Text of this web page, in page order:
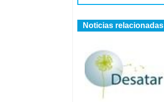
Noticias relacionadas